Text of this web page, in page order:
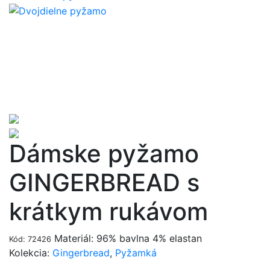
Dámske pyžamo
GINGERBREAD s
krátkym rukávom
Kód: 72426 Materiál: 96% bavlna 4% elastan
Kolekcia: Gingerbread, Pyžamká